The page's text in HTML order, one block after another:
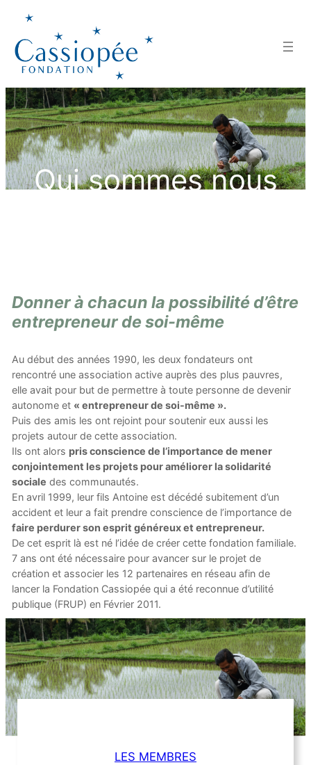
Aller
contenu
Qui sommes nous
Donner à chacun la possibilité d’être
entrepreneur de soi-même
Au début des années 1990, les deux fondateurs ont
rencontré une association active auprès des plus pauvres,
elle avait pour but de permettre à toute personne de devenir
autonome et « entrepreneur de soi-même ».
Puis des amis les ont rejoint pour soutenir eux aussi les
projets autour de cette association.
Ils ont alors pris conscience de l’importance de mener
conjointement les projets pour améliorer la solidarité
sociale des communautés.
En avril 1999, leur fils Antoine est décédé subitement d’un
accident et leur a fait prendre conscience de l’importance de
faire perdurer son esprit généreux et entrepreneur.
De cet esprit là est né l’idée de créer cette fondation familiale.
7 ans ont été nécessaire pour avancer sur le projet de
création et associer les 12 partenaires en réseau afin de
lancer la Fondation Cassiopée qui a été reconnue d’utilité
publique (FRUP) en Février 2011.
LES MEMBRES